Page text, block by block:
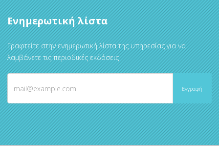
Ενημερωτική λίστα
Γραφτείτε στην ενημερωτική λίστα της υπηρεσίας για να
λαμβάνετε τις περιοδικές εκδόσεις